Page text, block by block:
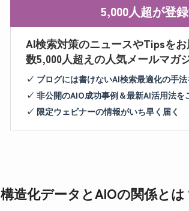
5,000人超が登
AI検索対策のニュースやTipsを
数5,000人超えの人気メールマガ
✓ ブログには書けないAI検索最適化の手
✓ 非公開のAIO成功事例＆最新AI活用法を
✓ 限定ウェビナーの情報がいち早く届く
構造化データとAIOの関係と